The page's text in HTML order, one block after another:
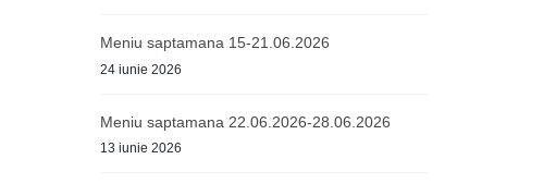
Meniu saptamana 15-21.06.2026
24 iunie 2026
Meniu saptamana 22.06.2026-28.06.2026
13 iunie 2026